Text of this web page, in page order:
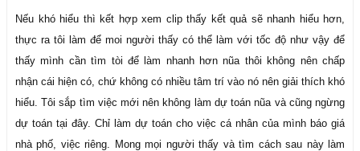
Nếu khó hiểu thì kết hợp xem clip thấy kết quả sẽ nhanh hiểu hơn,
thực ra tôi làm để moi người thấy có thể làm với tốc độ như vậy để
thấy mình cần tìm tòi để làm nhanh hơn nũa thôi không nên chấp
nhận cái hiện có, chứ không có nhiều tâm trí vào nó nên giải thích khó
hiểu. Tôi sắp tìm việc mới nên không làm dự toán nũa và cũng ngừng
dự toán tại đây. Chỉ làm dự toán cho việc cá nhân của mình báo giá
nhà phố, việc riêng. Mong mọi người thấy và tìm cách sau này làm